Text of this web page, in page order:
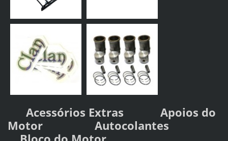
Acessórios Extras Apoios do
Motor Autocolantes